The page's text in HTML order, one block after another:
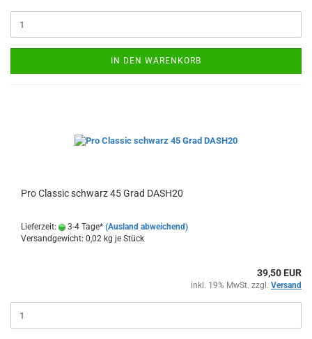
IN DEN WARENKORB
Pro Clas­sic schwarz 45 Grad DASH20
Lieferzeit: 3-4 Tage* (Ausland abweichend)
Versandgewicht: 0,02 kg je Stück
39,50 EUR
inkl. 19% MwSt. zzgl. Versand